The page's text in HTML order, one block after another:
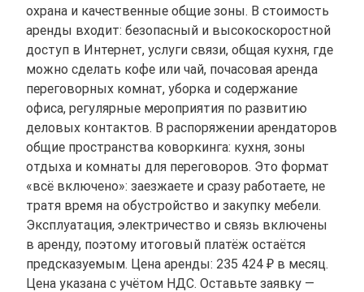
охрана и качественные общие зоны. В стоимость
аренды входит: безопасный и высокоскоростной
доступ в Интернет, услуги связи, общая кухня, где
можно сделать кофе или чай, почасовая аренда
переговорных комнат, уборка и содержание
офиса, регулярные мероприятия по развитию
деловых контактов. В распоряжении арендаторов
общие пространства коворкинга: кухня, зоны
отдыха и комнаты для переговоров. Это формат
«всё включено»: заезжаете и сразу работаете, не
тратя время на обустройство и закупку мебели.
Эксплуатация, электричество и связь включены
в аренду, поэтому итоговый платёж остаётся
предсказуемым. Цена аренды: 235 424 ₽ в месяц.
Цена указана с учётом НДС. Оставьте заявку —